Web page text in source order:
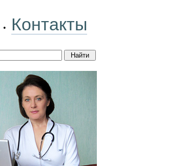
• Контакты